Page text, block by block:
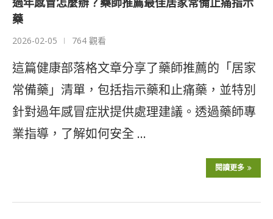
藥
2026-02-05 764 觀看
這篇健康部落格文章分享了藥師推薦的「居家
常備藥」清單，包括指示藥和止痛藥，並特別
針對過年感冒症狀提供處理建議。透過藥師專
業指導，了解如何安全 …
閱讀更多